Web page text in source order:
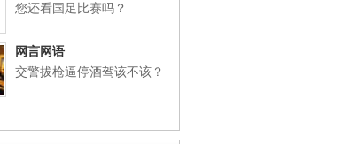
您还看国足比赛吗？
网言网语
交警拔枪逼停酒驾该不该？